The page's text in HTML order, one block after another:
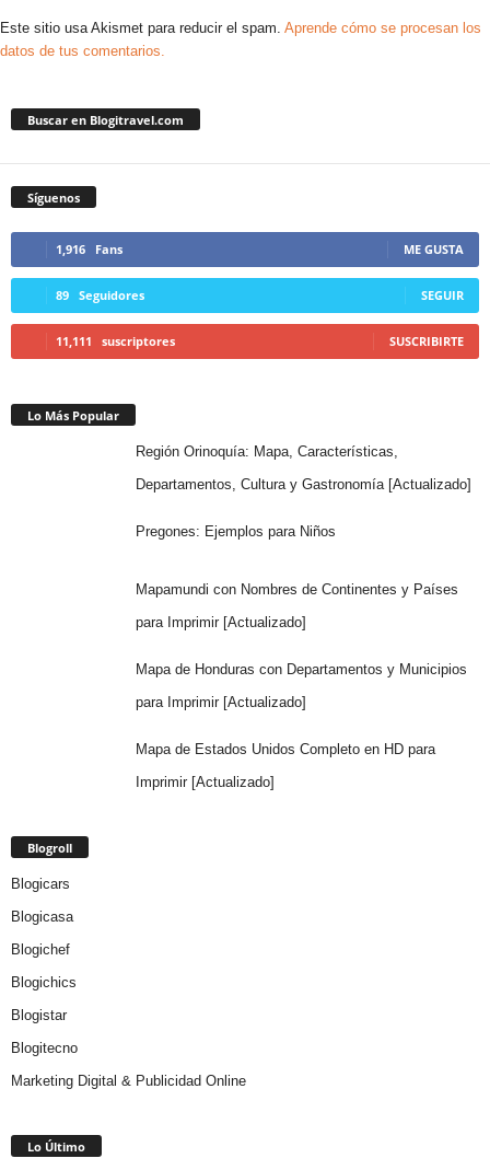
Este sitio usa Akismet para reducir el spam. Aprende cómo se procesan los
datos de tus comentarios.
Buscar en Blogitravel.com
Síguenos
1,916 Fans ME GUSTA
89 Seguidores SEGUIR
11,111 suscriptores SUSCRIBIRTE
Lo Más Popular
Región Orinoquía: Mapa, Características,
Departamentos, Cultura y Gastronomía [Actualizado]
Pregones: Ejemplos para Niños
Mapamundi con Nombres de Continentes y Países
para Imprimir [Actualizado]
Mapa de Honduras con Departamentos y Municipios
para Imprimir [Actualizado]
Mapa de Estados Unidos Completo en HD para
Imprimir [Actualizado]
Blogroll
Blogicars
Blogicasa
Blogichef
Blogichics
Blogistar
Blogitecno
Marketing Digital & Publicidad Online
Lo Último